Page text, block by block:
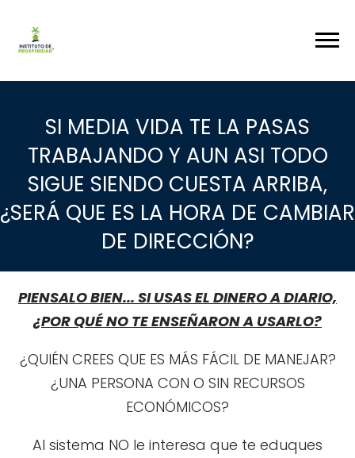
SI MEDIA VIDA TE LA PASAS
TRABAJANDO Y AUN ASI TODO
SIGUE SIENDO CUESTA ARRIBA,
¿SERÁ QUE ES LA HORA DE CAMBIAR
DE DIRECCIÓN?
PIENSALO BIEN... SI USAS EL DINERO A DIARIO,
¿POR QUÉ NO TE ENSEÑARON A USARLO?
¿QUIÉN CREES QUE ES MÁS FÁCIL DE MANEJAR?
¿UNA PERSONA CON O SIN RECURSOS
ECONÓMICOS?
Al sistema NO le interesa que te eduques